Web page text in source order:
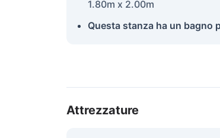
1.80m x 2.00m
Questa stanza ha un bagno
Attrezzature